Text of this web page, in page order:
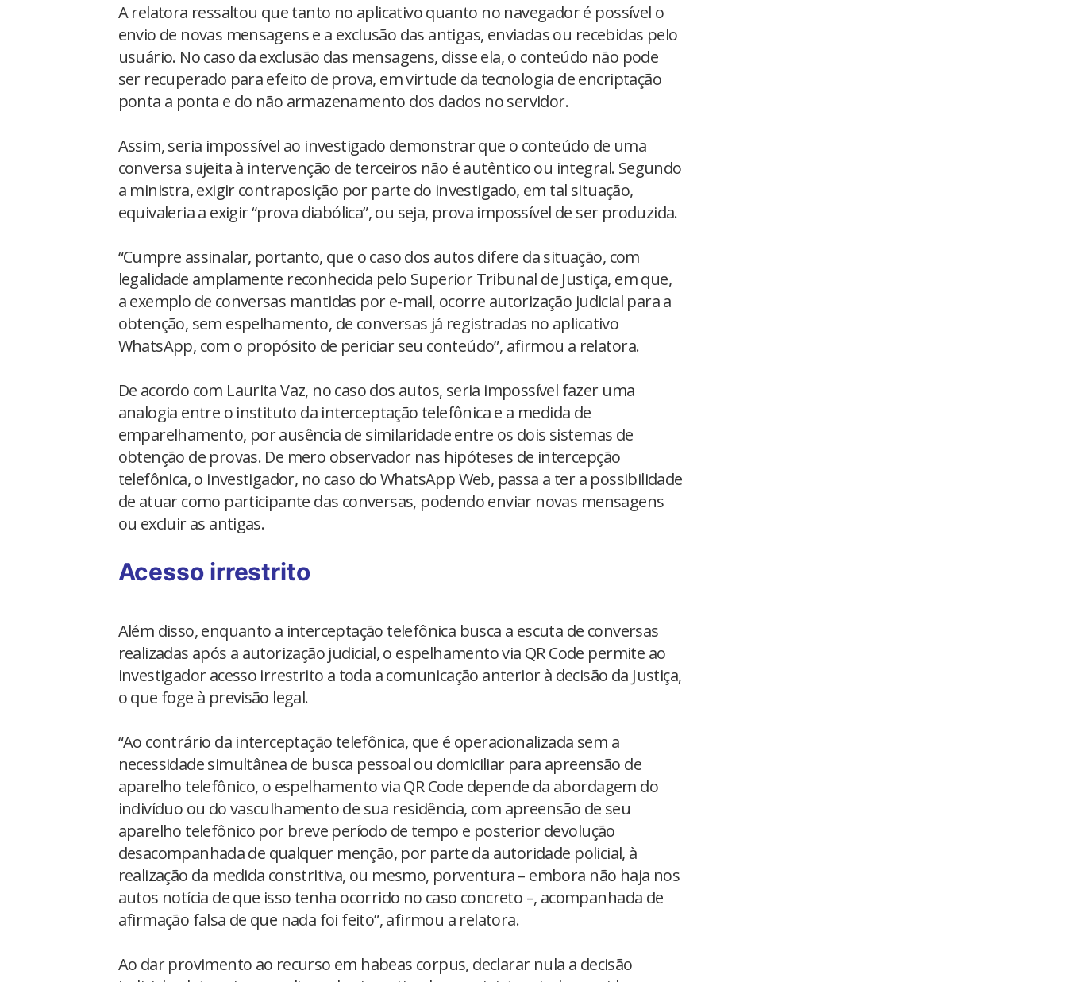
A relatora ressaltou que tanto no aplicativo quanto no navegador é possível o
envio de novas mensagens e a exclusão das antigas, enviadas ou recebidas pelo
usuário. No caso da exclusão das mensagens, disse ela, o conteúdo não pode
ser recuperado para efeito de prova, em virtude da tecnologia de encriptação
ponta a ponta e do não armazenamento dos dados no servidor.
Assim, seria impossível ao investigado demonstrar que o conteúdo de uma
conversa sujeita à intervenção de terceiros não é autêntico ou integral. Segundo
a ministra, exigir contraposição por parte do investigado, em tal situação,
equivaleria a exigir “prova diabólica”, ou seja, prova impossível de ser produzida.
“Cumpre assinalar, portanto, que o caso dos autos difere da situação, com
legalidade amplamente reconhecida pelo Superior Tribunal de Justiça, em que,
a exemplo de conversas mantidas por e-mail, ocorre autorização judicial para a
obtenção, sem espelhamento, de conversas já registradas no aplicativo
WhatsApp, com o propósito de periciar seu conteúdo”, afirmou a relatora.
De acordo com Laurita Vaz, no caso dos autos, seria impossível fazer uma
analogia entre o instituto da interceptação telefônica e a medida de
emparelhamento, por ausência de similaridade entre os dois sistemas de
obtenção de provas. De mero observador nas hipóteses de intercepção
telefônica, o investigador, no caso do WhatsApp Web, passa a ter a possibilidade
de atuar como participante das conversas, podendo enviar novas mensagens
ou excluir as antigas.
Acesso irrestrito
Além disso, enquanto a interceptação telefônica busca a escuta de conversas
realizadas após a autorização judicial, o espelhamento via QR Code permite ao
investigador acesso irrestrito a toda a comunicação anterior à decisão da Justiça,
o que foge à previsão legal.
“Ao contrário da interceptação telefônica, que é operacionalizada sem a
necessidade simultânea de busca pessoal ou domiciliar para apreensão de
aparelho telefônico, o espelhamento via QR Code depende da abordagem do
indivíduo ou do vasculhamento de sua residência, com apreensão de seu
aparelho telefônico por breve período de tempo e posterior devolução
desacompanhada de qualquer menção, por parte da autoridade policial, à
realização da medida constritiva, ou mesmo, porventura – embora não haja nos
autos notícia de que isso tenha ocorrido no caso concreto –, acompanhada de
afirmação falsa de que nada foi feito”, afirmou a relatora.
Ao dar provimento ao recurso em habeas corpus, declarar nula a decisão